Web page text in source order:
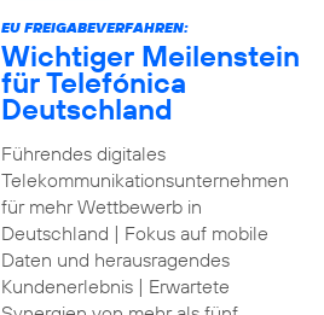
EU FREIGABEVERFAHREN:
Wichtiger Meilenstein
für Telefónica
Deutschland
Führendes digitales
Telekommunikationsunternehmen
für mehr Wettbewerb in
Deutschland | Fokus auf mobile
Daten und herausragendes
Kundenerlebnis | Erwartete